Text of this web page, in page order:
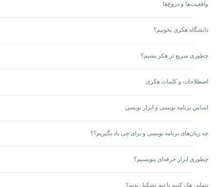
واقعیت‌ها و دروغ‌ها
دانشگاه هکری بخونیم؟
چطوری سریع تر هکر بشیم؟
اصطلاحات و کلمات هکری
اساس برنامه نویسی و ابزار نویسی
چه زبان‌های برنامه نویسی و برای چی یاد بگیریم؟؟
چطوری ابزار حرفه‌ای بنویسیم؟
تنهایی هک کنیم یا تیم تشکیل بدیم؟